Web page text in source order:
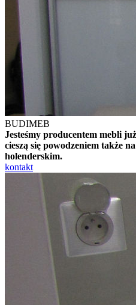
BUDIMEB
Jesteśmy producentem mebli
cieszą się powodzeniem także
holenderskim.
kontakt